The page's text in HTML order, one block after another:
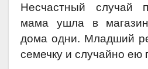
Несчастный случай
мама ушла в
дома одни. Младший
семечку и случайно ею